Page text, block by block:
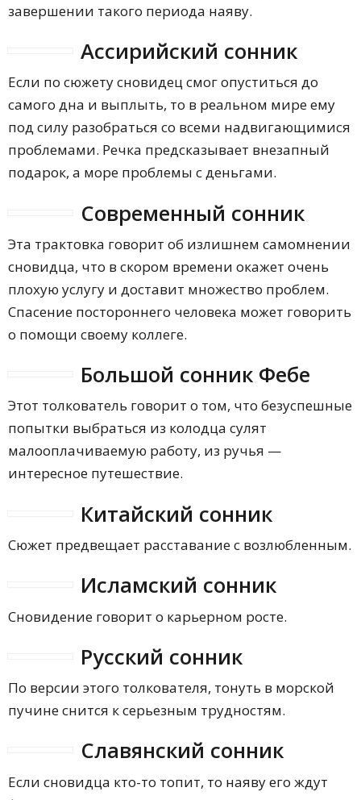
завершении такого периода наяву.
Ассирийский сонник
Если по сюжету сновидец смог опуститься до
самого дна и выплыть, то в реальном мире ему
под силу разобраться со всеми надвигающимися
проблемами. Речка предсказывает внезапный
подарок, а море проблемы с деньгами.
Современный сонник
Эта трактовка говорит об излишнем самомнении
сновидца, что в скором времени окажет очень
плохую услугу и доставит множество проблем.
Спасение постороннего человека может говорить
о помощи своему коллеге.
Большой сонник Фебе
Этот толкователь говорит о том, что безуспешные
попытки выбраться из колодца сулят
малооплачиваемую работу, из ручья —
интересное путешествие.
Китайский сонник
Сюжет предвещает расставание с возлюбленным.
Исламский сонник
Сновидение говорит о карьерном росте.
Русский сонник
По версии этого толкователя, тонуть в морской
пучине снится к серьезным трудностям.
Славянский сонник
Если сновидца кто-то топит, то наяву его ждут